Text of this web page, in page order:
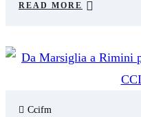
READ MORE
Ccifm